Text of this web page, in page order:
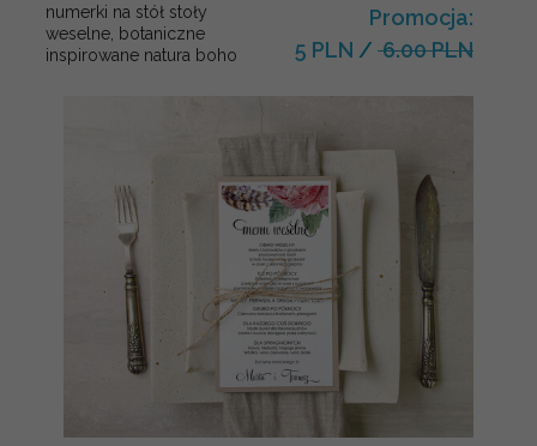
numerki na stół stoły
weselne, botaniczne
inspirowane natura boho
Promocja:
5 PLN / 6.00 PLN